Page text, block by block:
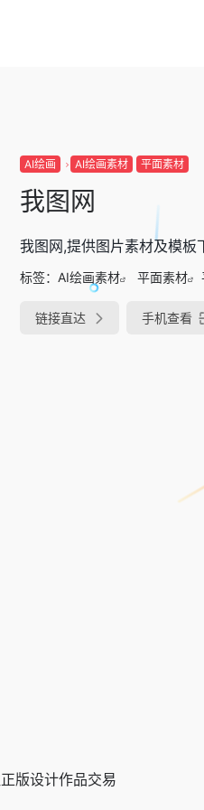
AI绘画 AI绘画素材 平面素材
我图网
我图网,提供图片素材及模板
标签： AI绘画素材 平面素材
链接直达 手机查看
版设计作品交易